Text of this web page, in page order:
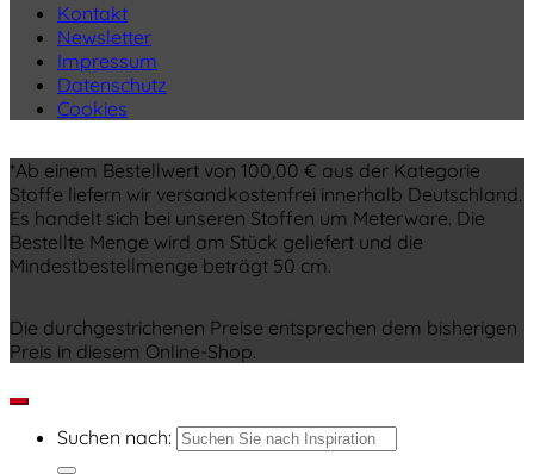
Kontakt
Newsletter
Impressum
Datenschutz
Cookies
*Ab einem Bestellwert von 100,00 € aus der Kategorie
Stoffe liefern wir versandkostenfrei innerhalb Deutschland.
Es handelt sich bei unseren Stoffen um Meterware. Die
Bestellte Menge wird am Stück geliefert und die
Mindestbestellmenge beträgt 50 cm.
Die durchgestrichenen Preise entsprechen dem bisherigen
Preis in diesem Online-Shop.
Suchen nach: